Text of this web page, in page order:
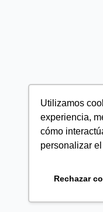
Utilizamos
experiencia,
cómo
personalizar
Rechazar